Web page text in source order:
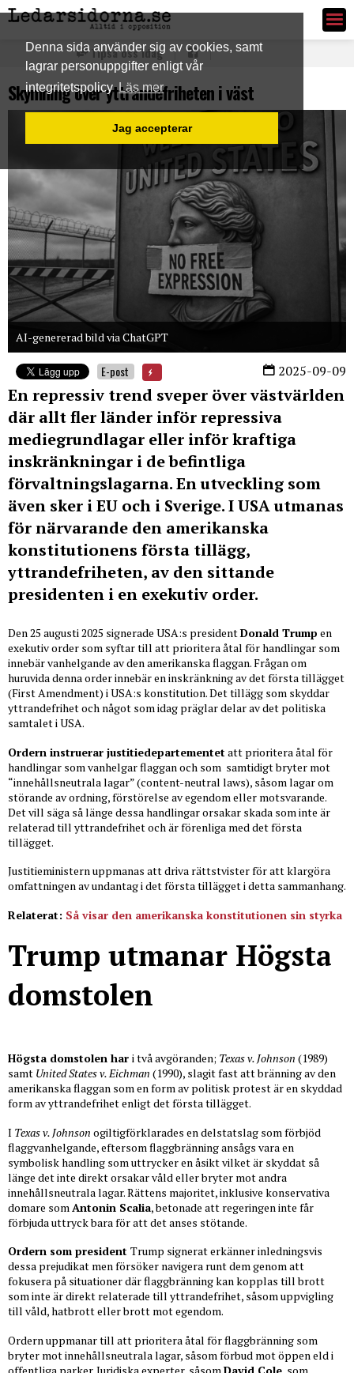
Denna sida använder sig av cookies, samt
lagrar personuppgifter enligt vår
integritetspolicy Läs mer
Jag accepterar
Ledarsidorna.se
Tipsa oss idag
Skymning över yttrandefriheten i väst
AI-genererad bild via ChatGPT
2025-09-09
E-post
En repressiv trend sveper över västvärlden
där allt fler länder inför repressiva
mediegrundlagar eller inför kraftiga
inskränkningar i de befintliga
förvaltningslagarna. En utveckling som
även sker i EU och i Sverige. I USA utmanas
för närvarande den amerikanska
konstitutionens första tillägg,
yttrandefriheten, av den sittande
presidenten i en exekutiv order.
Den 25 augusti 2025 signerade USA:s presidentDonald Trump en
exekutiv order som syftar till att prioritera åtal för handlingar som
innebär vanhelgande av den amerikanska flaggan. Frågan om
huruvida denna order innebär en inskränkning av det första tillägget
(First Amendment) i USA:s konstitution. Det tillägg som skyddar
yttrandefrihet och något som idag präglar delar av det politiska
samtalet i USA.
Ordern instruerar justitiedepartementetatt prioritera åtal för
handlingar som vanhelgar flaggan och som samtidigt bryter mot
“innehållsneutrala lagar” (content-neutral laws), såsom lagar om
störande av ordning, förstörelse av egendom eller motsvarande.
Det vill säga så länge dessa handlingar orsakar skada som inte är
relaterad till yttrandefrihet och är förenliga med det första
tillägget.
Justitieministern uppmanas att driva rättstvister för att klargöra
omfattningen av undantag i det första tillägget i detta sammanhang.
Relaterat: Så visar den amerikanska konstitutionen sin styrka
Trump utmanar Högsta
domstolen
Högsta domstolen har i två avgöranden; Texas v. Johnson (1989)
samt United States v. Eichman (1990), slagit fast att bränning av den
amerikanska flaggan som en form av politisk protest är en skyddad
form av yttrandefrihet enligt det första tillägget.
I Texas v. Johnson ogiltigförklarades en delstatslag som förbjöd
flaggvanhelgande, eftersom flaggbränning ansågs vara en
symbolisk handling som uttrycker en åsikt vilket är skyddat så
länge det inte direkt orsakar våld eller bryter mot andra
innehållsneutrala lagar. Rättens majoritet, inklusive konservativa
domare somAntonin Scalia, betonade att regeringen inte får
förbjuda uttryck bara för att det anses stötande.
Ordern som president Trump signerat erkänner inledningsvis
dessa prejudikat men försöker navigera runt dem genom att
fokusera på situationer där flaggbränning kan kopplas till brott
som inte är direkt relaterade till yttrandefrihet, såsom uppvigling
till våld, hatbrott eller brott mot egendom.
Ordern uppmanar till att prioritera åtal för flaggbränning som
bryter mot innehållsneutrala lagar, såsom förbud mot öppen eld i